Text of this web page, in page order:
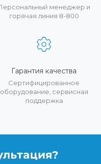
менеджер и
горячая линия 8-800
Гарантия качества
Сертифицированное
оборудование, сервисная
поддержка